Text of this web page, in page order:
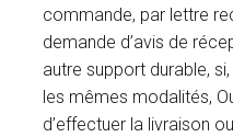
commande, par lettre
demande d’avis de
autre support durable,
les mêmes modalités,
d’effectuer la livraison